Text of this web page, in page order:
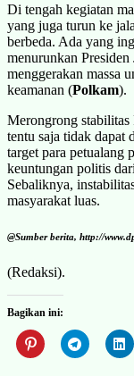
Di tengah kegiatan
yang juga turun ke
berbeda. Ada yang
menurunkan
menggerakan massa
keamanan (Polkam).
Merongrong stabilitas
tentu saja tidak dapat
target para petualang
keuntungan politis
Sebaliknya,
masyarakat luas.
@Sumber berita, http://
(Redaksi).
Bagikan ini: